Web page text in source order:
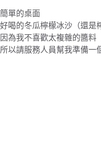
簡單的桌面
好喝的冬瓜檸檬冰沙（還是
因為我不喜歡太複雜的醬料
所以請服務人員幫我準備一